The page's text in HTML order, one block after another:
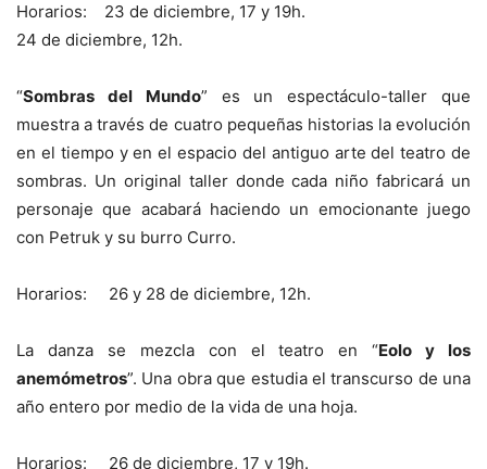
Horarios: 23 de diciembre, 17 y 19h.
24 de diciembre, 12h.
“Sombras del Mundo” es un espectáculo-taller que
muestra a través de cuatro pequeñas historias la evolución
en el tiempo y en el espacio del antiguo arte del teatro de
sombras. Un original taller donde cada niño fabricará un
personaje que acabará haciendo un emocionante juego
con Petruk y su burro Curro.
Horarios: 26 y 28 de diciembre, 12h.
La danza se mezcla con el teatro en “Eolo y los
anemómetros”. Una obra que estudia el transcurso de una
año entero por medio de la vida de una hoja.
Horarios: 26 de diciembre, 17 y 19h.